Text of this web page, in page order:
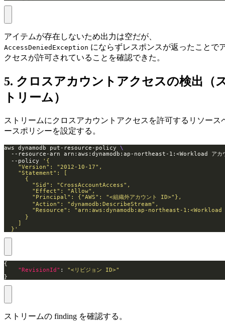
アイテムが存在しないため出力は空だが、
AccessDeniedException にならずレスポンスが返ったことで
クセスが許可されていることを確認できた。
5. クロスアカウントアクセスの検出（
トリーム）
ストリームにクロスアカウントアクセスを許可するリソース
ースポリシーを設定する。
aws dynamodb put-resource-policy
--resource-arn arn:aws:dynamodb:ap-northeast-1:<Workload アカ
  --policy
  }'
"RevisionId" : "<リビジョン ID>"
}
ストリームの finding を確認する。